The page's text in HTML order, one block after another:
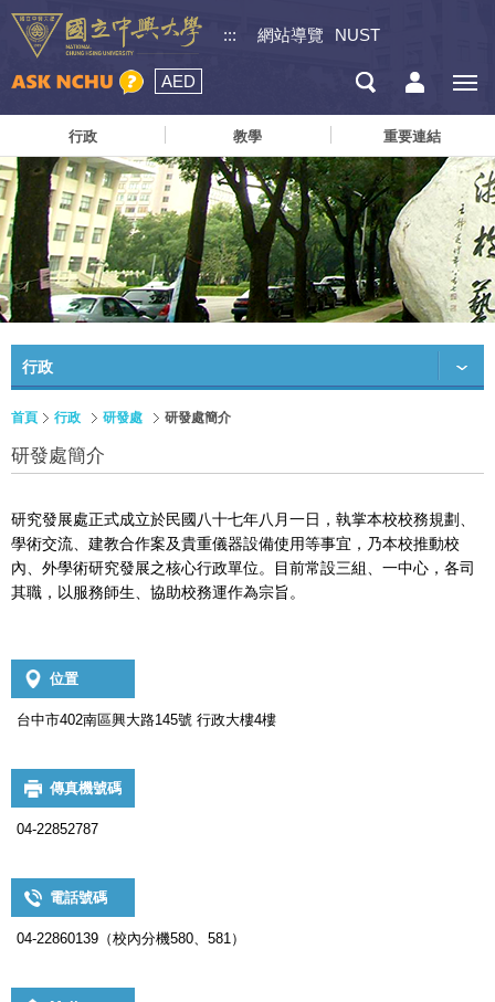
::: 網站導覽 NUST
AED
行政 教學 重要連結
行政
首頁 行政 研發處 研發處簡介
研發處簡介
研究發展處正式成立於民國八十七年八月一日，執掌本校校務規劃、
學術交流、建教合作案及貴重儀器設備使用等事宜，乃本校推動校
內、外學術研究發展之核心行政單位。目前常設三組、一中心，各司
其職，以服務師生、協助校務運作為宗旨。
位置
台中市402南區興大路145號 行政大樓4樓
傳真機號碼
04-22852787
電話號碼
04-22860139（校內分機580、581）